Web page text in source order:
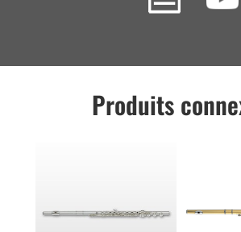
Produits